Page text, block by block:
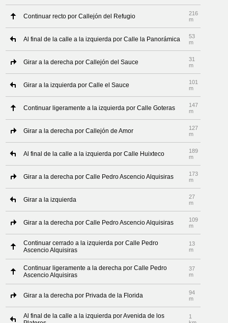
Continuar recto por Callejón del Refugio
216
m
Al final de la calle a la izquierda por Calle la Panorámica
53
m
Girar a la derecha por Callejón del Sauce
31
m
Girar a la izquierda por Calle el Sauce
101
m
Continuar ligeramente a la izquierda por Calle Goteras
147
m
Girar a la derecha por Callejón de Amor
127
m
Al final de la calle a la izquierda por Calle Huixteco
189
m
Girar a la derecha por Calle Pedro Ascencio Alquisiras
173
m
Girar a la izquierda
27
m
Girar a la derecha por Calle Pedro Ascencio Alquisiras
109
m
Continuar cerrado a la izquierda por Calle Pedro
Ascencio Alquisiras
13
m
Continuar ligeramente a la derecha por Calle Pedro
Ascencio Alquisiras
37
m
Girar a la derecha por Privada de la Florida
94
m
Al final de la calle a la izquierda por Avenida de los
1